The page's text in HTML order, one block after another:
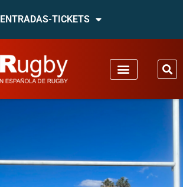
ENTRADAS-TICKETS